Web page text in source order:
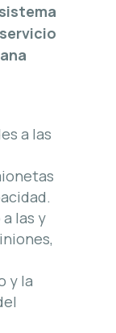
a las
las y
y la